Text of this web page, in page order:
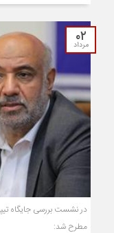
۰۲
مرداد
در نشست بررسی جایگاه
مطرح شد: